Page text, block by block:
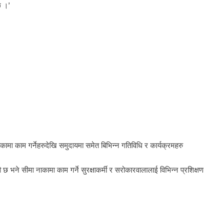
।’
काम गर्नेहरुदेखि समुदायमा समेत बिभिन्न गतिविधि र कार्यक्रमहरु
भने सीमा नाकामा काम गर्ने सुरक्षाकर्मी र सरोकारवालालाई विभिन्न प्रशिक्षण